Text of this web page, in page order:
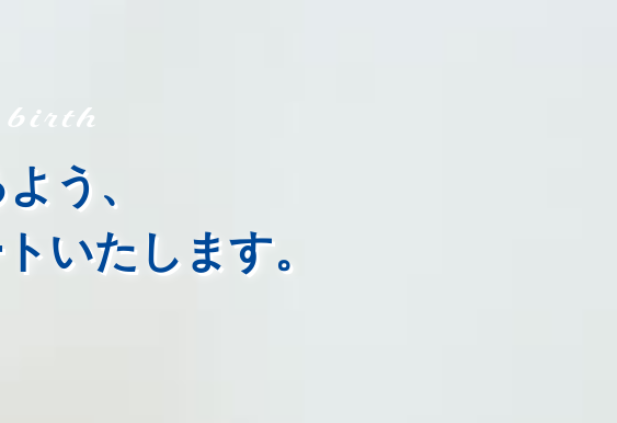
birth
う、
いたします。